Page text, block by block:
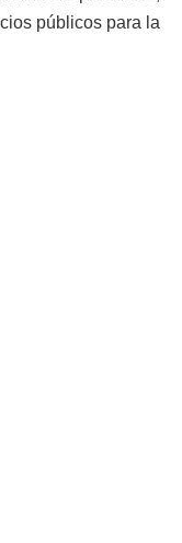
públicos para la